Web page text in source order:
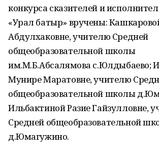
конкурса сказителей и
«Урал батыр» вручены:
Абдулхаковне, учителю Средней
общеобразовательной школы
им.М.Б.Абсалямова с.Юлдыбаево;
Мунире Маратовне, учителю
общеобразовательной школы
Ильбактиной Разие Гайзулловне,
Средней общеобразовательной
д.Юмагужино.